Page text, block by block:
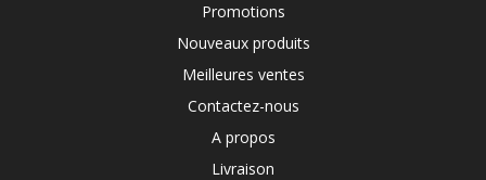
Promotions
Nouveaux produits
Meilleures ventes
Contactez-nous
A propos
Livraison